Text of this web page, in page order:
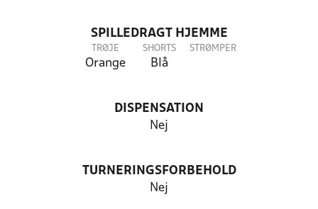
SPILLEDRAGT HJEMME
TRØJE
Orange
SHORTS
Blå
STRØMPER
DISPENSATION
Nej
TURNERINGSFORBEHOLD
Nej